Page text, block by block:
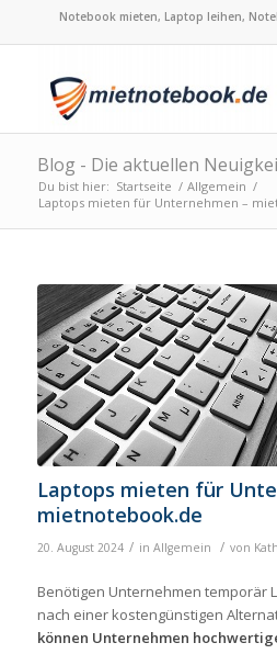
Notebook mieten, Laptop leihen,
Blog - Die aktuellen
Du bist hier: Startseite / Allgemein /
Laptops mieten für Unternehmen –
Laptops mieten für
mietnotebook.de
20. August 2024 / in Allgemein / von
Benötigen Unternehmen temporär
nach einer kostengünstigen
können Unternehmen